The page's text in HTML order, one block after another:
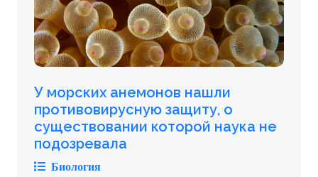
У морских анемонов нашли
противовирусную защиту, о
существовании которой наука не
подозревала
Биология